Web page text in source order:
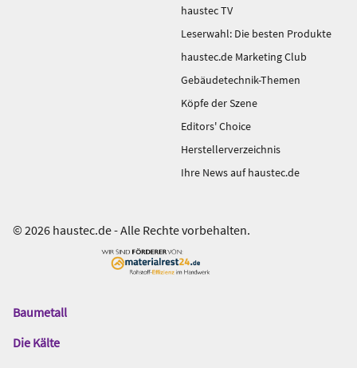
haustec TV
Leserwahl: Die besten Produkte
haustec.de Marketing Club
Gebäudetechnik-Themen
Köpfe der Szene
Editors' Choice
Herstellerverzeichnis
Ihre News auf haustec.de
© 2026 haustec.de - Alle Rechte vorbehalten.
Das
Gentner
Baumetall
Die Kälte